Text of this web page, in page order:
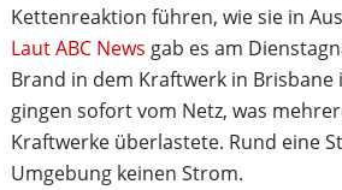
Kettenreaktion führen, wie sie in
Laut ABC News gab es am
Brand in dem Kraftwerk in
gingen sofort vom Netz, was
Kraftwerke überlastete. Rund eine
Umgebung keinen Strom.